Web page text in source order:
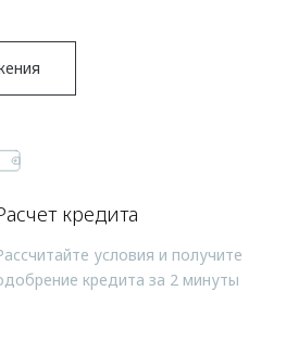
кредита
условия и получите
кредита за 2 минуты